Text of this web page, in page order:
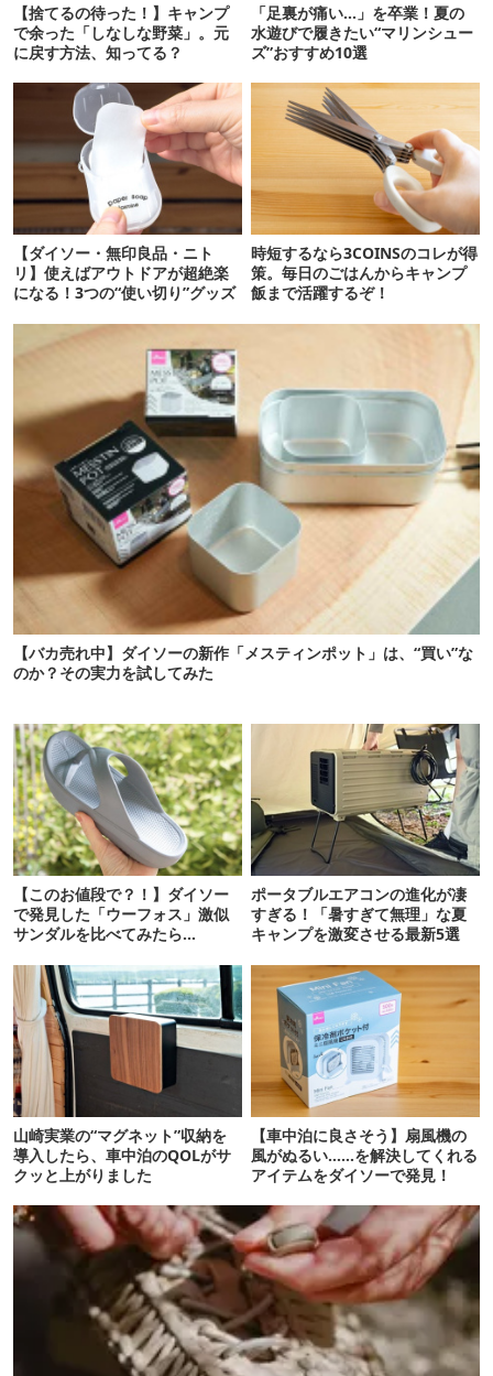
【捨てるの待った！】キャンプ
で余った「しなしな野菜」。元
に戻す方法、知ってる？
「足裏が痛い…」を卒業！夏の
水遊びで履きたい“マリンシュー
ズ”おすすめ10選
【ダイソー・無印良品・ニト
リ】使えばアウトドアが超絶楽
になる！3つの“使い切り”グッズ
時短するなら3COINSのコレが得
策。毎日のごはんからキャンプ
飯まで活躍するぞ！
【バカ売れ中】ダイソーの新作「メスティンポット」は、“買い”な
のか？その実力を試してみた
【このお値段で？！】ダイソー
で発見した「ウーフォス」激似
サンダルを比べてみたら…
ポータブルエアコンの進化が凄
すぎる！「暑すぎて無理」な夏
キャンプを激変させる最新5選
山崎実業の“マグネット”収納を
導入したら、車中泊のQOLがサ
クッと上がりました
【車中泊に良さそう】扇風機の
風がぬるい……を解決してくれる
アイテムをダイソーで発見！